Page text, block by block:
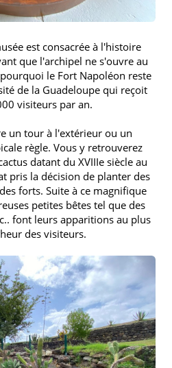
est consacrée à l'histoire
que l'archipel ne s'ouvre au
le Fort Napoléon reste
de la Guadeloupe qui reçoit
visiteurs par an.
un tour à l'extérieur ou un
règle. Vous y retrouverez
datant du XVIIIe siècle au
pris la décision de planter des
forts. Suite à ce magnifique
petites bêtes tel que des
font leurs apparitions au plus
des visiteurs.